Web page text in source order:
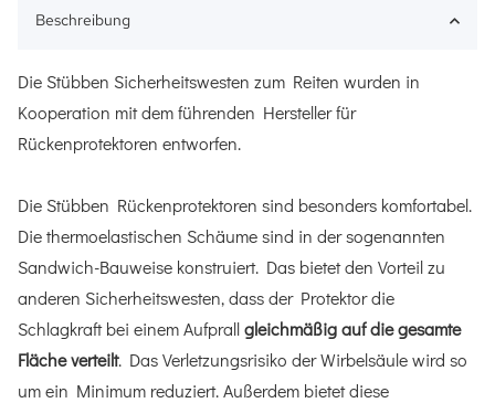
Beschreibung
Die Stübben Sicherheitswesten zum Reiten wurden in
Kooperation mit dem führenden Hersteller für
Rückenprotektoren entworfen.
Die Stübben Rückenprotektoren sind besonders komfortabel.
Die thermoelastischen Schäume sind in der sogenannten
Sandwich-Bauweise konstruiert. Das bietet den Vorteil zu
anderen Sicherheitswesten, dass der Protektor die
Schlagkraft bei einem Aufprallgleichmäßig auf die gesamte
Fläche verteilt. Das Verletzungsrisiko der Wirbelsäule wird so
um ein Minimum reduziert. Außerdem bietet diese